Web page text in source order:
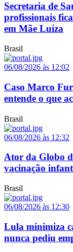
Secretaria de
profissionais
em Mãe Luíza
Brasil
06/08/2026 às 12:02
Caso Marco
entende o que
Brasil
06/08/2026 às 12:32
Ator da Globo
vacinação
Brasil
06/08/2026 às 12:30
Lula minimiza
nunca pediu